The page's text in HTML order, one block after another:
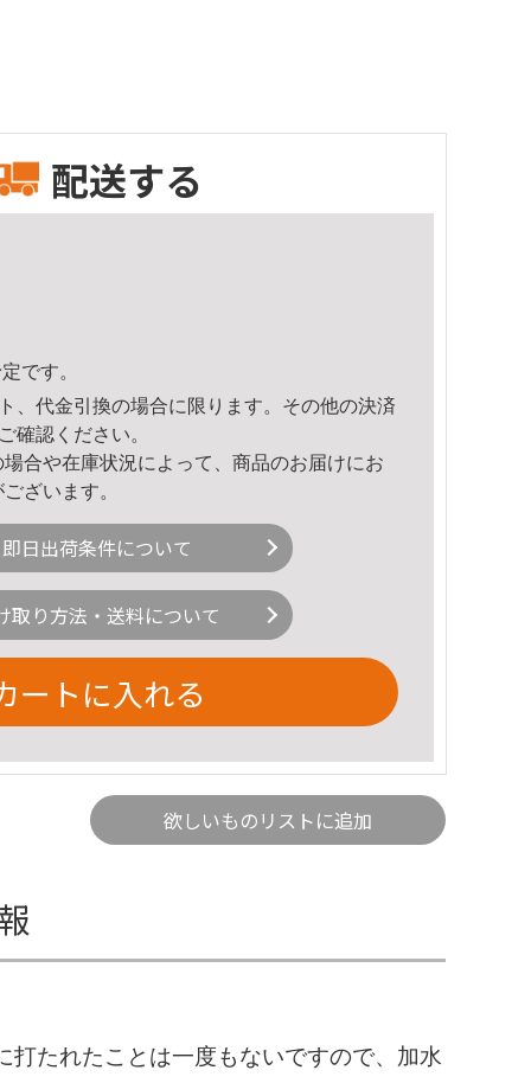
配送する
です。
、代金引換の場合に限ります。その他の決済
確認ください。
合や在庫状況によって、商品のお届けにお
ざいます。
即日出荷条件について
取り方法・送料について
ートに入れる
欲しいものリストに追加
たれたことは一度もないですので、加水